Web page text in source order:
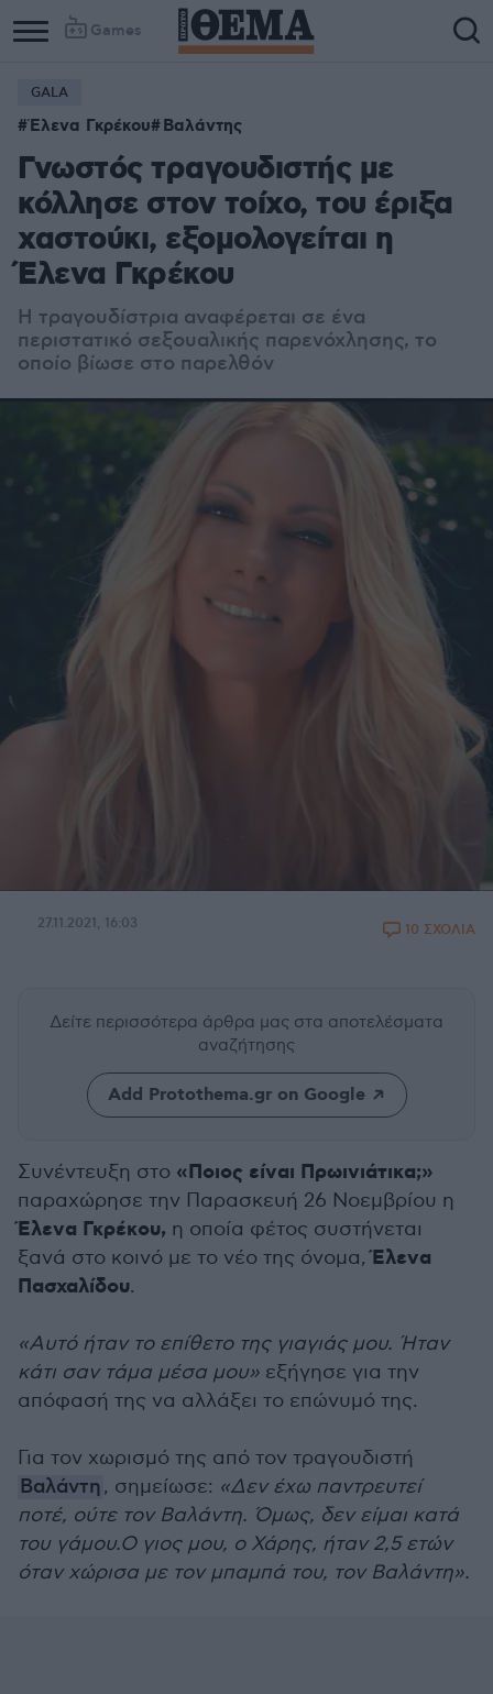
Games
GALA
Έλενα Γκρέκου Βαλάντης
Γνωστός τραγουδιστής με
κόλλησε στον τοίχο, του έριξα
χαστούκι, εξομολογείται η
Έλενα Γκρέκου
Η τραγουδίστρια αναφέρεται σε ένα
περιστατικό σεξουαλικής παρενόχλησης, το
οποίο βίωσε στο παρελθόν
27.11.2021, 16:03 10 ΣΧΟΛΙΑ
Δείτε περισσότερα άρθρα μας στα αποτελέσματα
αναζήτησης
Add Protothema.gr on Google
Συνέντευξη στο «Ποιος είναι Πρωινιάτικα;»
παραχώρησε την Παρασκευή 26 Νοεμβρίου η
Έλενα Γκρέκου, η οποία φέτος συστήνεται
ξανά στο κοινό με το νέο της όνομα,Έλενα
Πασχαλίδου.
«Αυτό ήταν το επίθετο της γιαγιάς μου. Ήταν
κάτι σαν τάμα μέσα μου» εξήγησε για την
απόφασή της να αλλάξει το επώνυμό της.
Για τον χωρισμό της από τον τραγουδιστή
Βαλάντη, σημείωσε: «Δεν έχω παντρευτεί
ποτέ, ούτε τον Βαλάντη. Όμως, δεν είμαι κατά
του γάμου.Ο γιος μου, ο Χάρης, ήταν 2,5 ετών
όταν χώρισα με τον μπαμπά του, τον Βαλάντη».